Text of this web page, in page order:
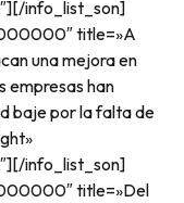
info_list_son]
title=»A
una mejora en
empresas han
baje por la falta de
info_list_son]
title=»Del